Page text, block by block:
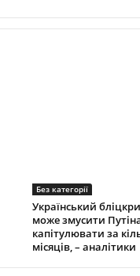
Без категорії
Український
може змусити
капітулювати за
місяців, – аналітики